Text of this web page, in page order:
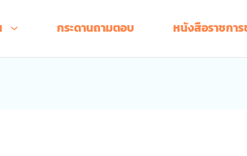
กระดานถามตอบ หนังสือราชการ